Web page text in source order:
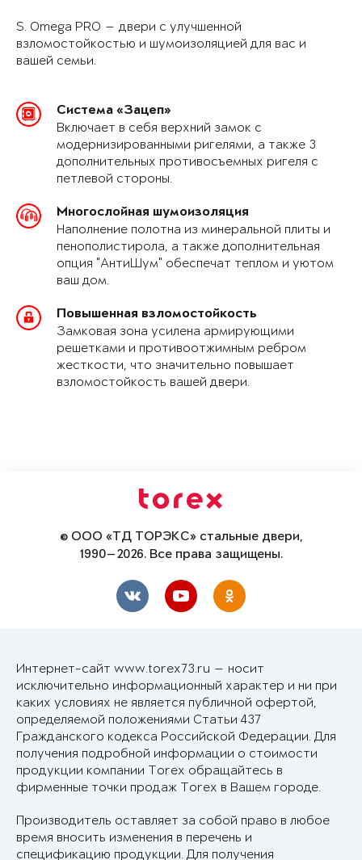
S. Omega PRO — двери с улучшенной
взломостойкостью и шумоизоляцией для вас и
вашей семьи.
Система «Зацеп»
Включает в себя верхний замок с
модернизированными ригелями, а также 3
дополнительных противосъемных ригеля с
петлевой стороны.
Многослойная шумоизоляция
Наполнение полотна из минеральной плиты и
пенополистирола, а также дополнительная
опция "АнтиШум" обеспечат теплом и уютом
ваш дом.
Повышенная взломостойкость
Замковая зона усилена армирующими
решетками и противоотжимным ребром
жесткости, что значительно повышает
взломостойкость вашей двери.
© ООО «ТД ТОРЭКС» стальные двери,
1990—2026. Все права защищены.
Интернет-сайт www.torex73.ru — носит
исключительно информационный характер и ни при
каких условиях не является публичной офертой,
определяемой положениями Статьи 437
Гражданского кодекса Российской Федерации. Для
получения подробной информации о стоимости
продукции компании Torex обращайтесь в
фирменные точки продаж Torex в Вашем городе.
Производитель оставляет за собой право в любое
время вносить изменения в перечень и
спецификацию продукции. Для получения